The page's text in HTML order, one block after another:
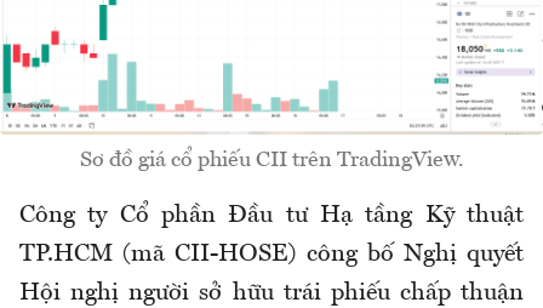
Sơ đồ giá cổ phiếu CII trên TradingView.
Công ty Cổ phần Đầu tư Hạ tầng Kỹ thuật
TP.HCM (mã CII-HOSE) công bố Nghị quyết
Hội nghị người sở hữu trái phiếu chấp thuận